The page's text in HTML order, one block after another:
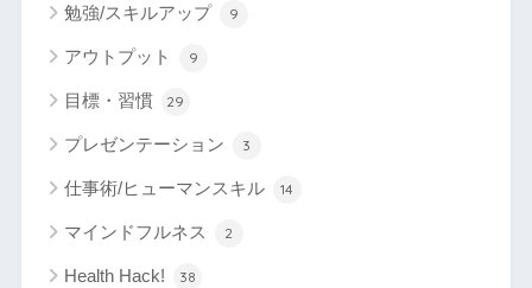
勉強/スキルアップ 9
アウトプット 9
目標・習慣 29
プレゼンテーション 3
仕事術/ヒューマンスキル 14
マインドフルネス 2
Health Hack! 38